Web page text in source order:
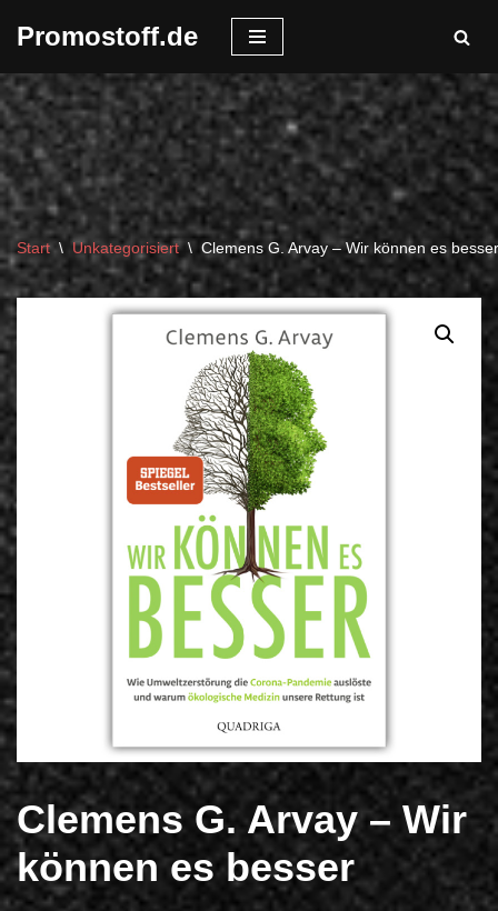
Inhalt
springen
Promostoff.de
Start \ Unkategorisiert \ Clemens G. Arvay – Wir können es besser
Clemens G. Arvay – Wir
können es besser